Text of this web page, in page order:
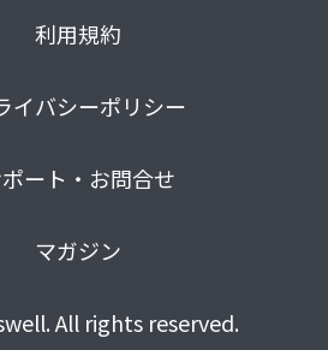
利用規約
イバシーポリシー
ート・お問合せ
マガジン
All rights reserved.